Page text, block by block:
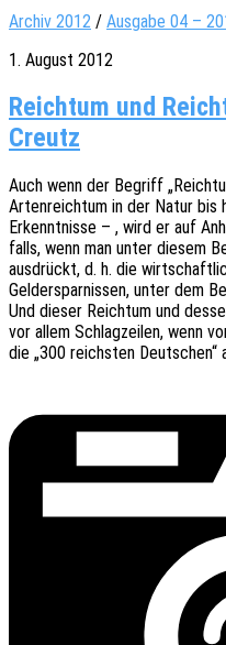
Archiv 2012 / Ausgabe 04 –
1. August 2012
Reichtum und
Creutz
Auch wenn der Begriff
Arten­reich­tum in der Natur bis
Erkennt­nis­se – , wird er auf
falls, wenn man unter diesem
ausdrückt, d. h. die
Geld­erspar­nis­sen, unter dem
Und dieser Reich­tum und
vor allem Schlag­zei­len, wenn
die „300 reichs­ten